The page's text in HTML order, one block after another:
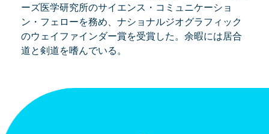
ーズ医学研究所のサイエンス・コミュニケーショ
ン・フェローを務め、ナショナルジオグラフィック
のウェイファインダー賞を受賞した。余暇には居合
道と剣道を嗜んでいる。